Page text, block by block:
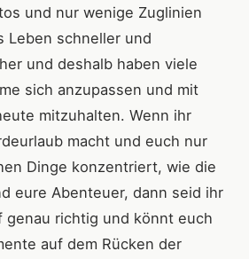
und nur wenige Zuglinien
Leben schneller und
und deshalb haben viele
sich anzupassen und mit
mitzuhalten. Wenn ihr
macht und euch nur
Dinge konzentriert, wie die
eure Abenteuer, dann seid ihr
genau richtig und könnt euch
auf dem Rücken der